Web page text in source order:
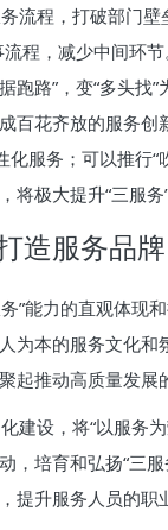
流程，打破部门壁
程，减少中间环
跑路”，变“多头
百花齐放的服务创
化服务；可以推行
将极大提升“三服务
造服务品
务”能力的直观体
为本的服务文化和
起推动高质量发展
建设，将“以服务
，培育和弘扬“三
提升服务人员的职